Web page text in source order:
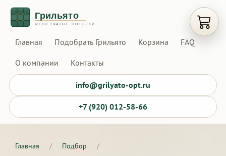
Главная Подобрать Грильято Корзина FAQ
О компании Контакты
info@grilyato-opt.ru
+7 (920) 012-58-66
Главная / Подбор
/